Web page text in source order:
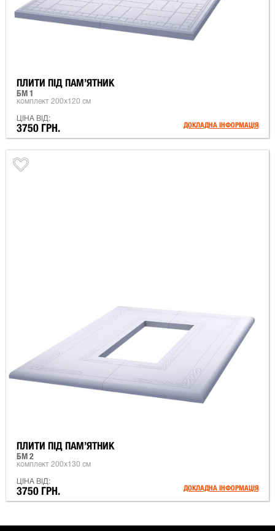
ПЛИТИ ПІД ПАМ’ЯТНИК
БМ 1
комплект 200х120 см
ЦІНА ВІД:
3750 ГРН. ДОКЛАДНА ІНФОРМАЦІЯ
ПЛИТИ ПІД ПАМ’ЯТНИК
БМ 2
комплект 200х130 см
ЦІНА ВІД:
3750 ГРН. ДОКЛАДНА ІНФОРМАЦІЯ